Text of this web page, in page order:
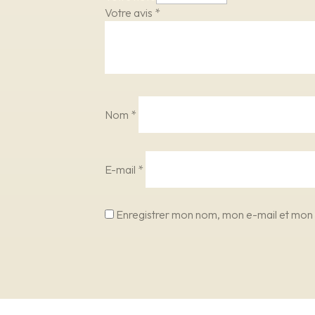
Votre avis *
Nom *
E-mail *
Enregistrer mon nom, mon e-mail et